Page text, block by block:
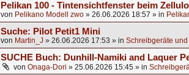
Pelikan 100 - Tintensichtfenster beim
von Pelikano Modell zwo » 26.06.2026 18:57 » in
Suche: Pilot Petit1 Mini
von Martin_J » 26.06.2026 17:53 » in Schreibgeräte
SUCHE Buch: Dunhill-Namiki and Laquer
von Onaga-Dori » 25.06.2026 15:45 » in